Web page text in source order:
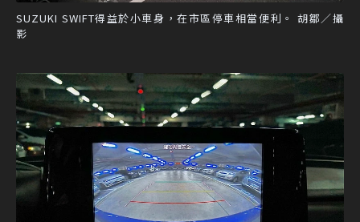
SUZUKI SWIFT得益於小車身，在市區停車相當便利。 胡鄒／攝
影